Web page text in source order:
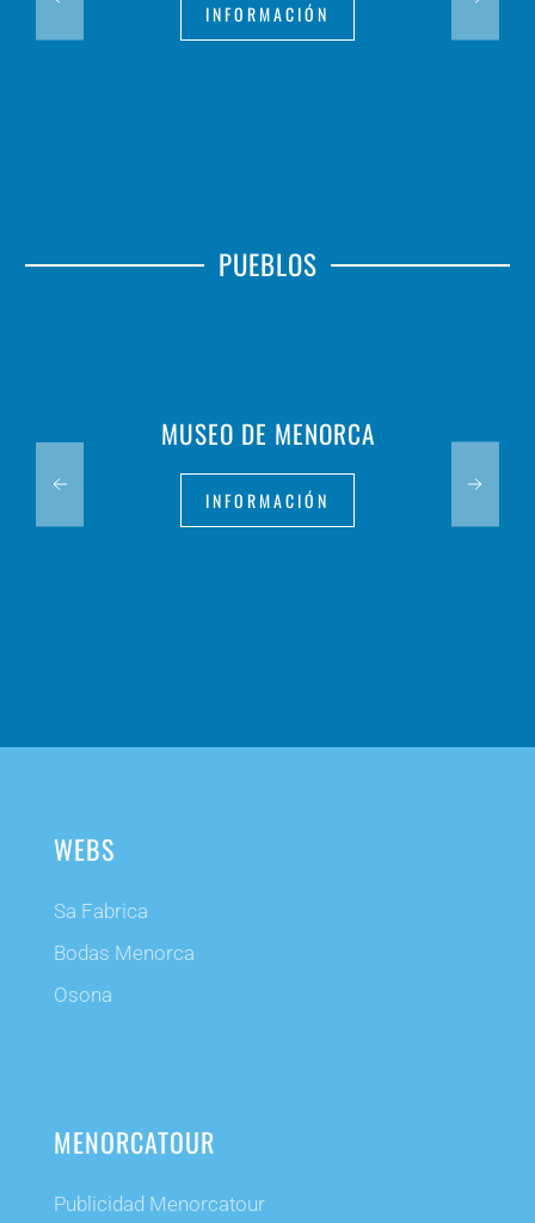
INFORMACIÓN
PUEBLOS
MUSEO DE MENORCA
INFORMACIÓN
WEBS
Sa Fabrica
Bodas Menorca
Osona
MENORCATOUR
Publicidad Menorcatour